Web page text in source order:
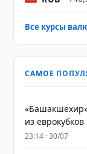
Все курсы
САМОЕ
из еврокубков
23:14 · 30/07